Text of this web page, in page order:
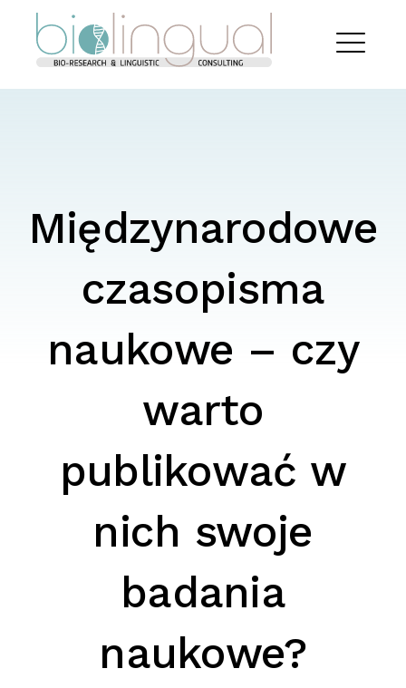
content
Biolingual
Międzynarodowe
czasopisma
naukowe – czy
warto
publikować w
nich swoje
badania
naukowe?